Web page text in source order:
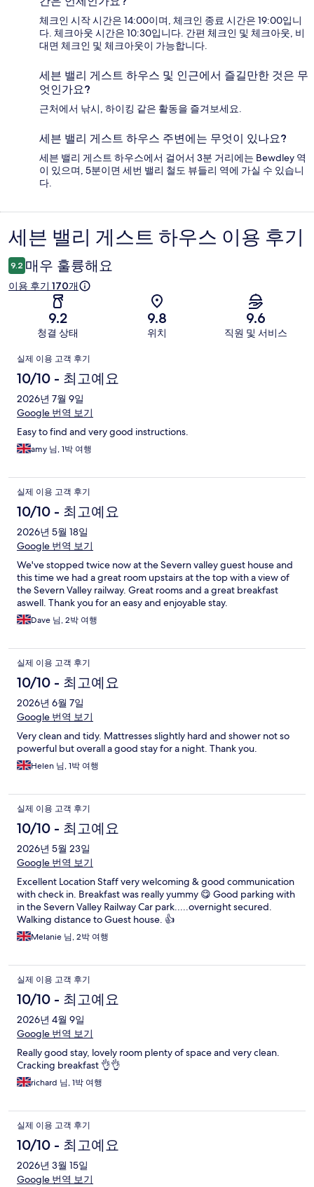
체크인 시작 시간은 14:00이며, 체크인 종료 시간은 19:00입니
다. 체크아웃 시간은 10:30입니다. 간편 체크인 및 체크아웃, 비
대면 체크인 및 체크아웃이 가능합니다.
세븐 밸리 게스트 하우스 및 인근에서 즐길만한 것은 무
엇인가요?
근처에서 낚시, 하이킹 같은 활동을 즐겨보세요.
세븐 밸리 게스트 하우스 주변에는 무엇이 있나요?
세븐 밸리 게스트 하우스에서 걸어서 3분 거리에는 Bewdley 역
이 있으며, 5분이면 세번 밸리 철도 뷰들리 역에 가실 수 있습니
다.
이
용
후
세븐 밸리 게스트 하우스 이용 후기
9.2 매우 훌륭해요
이용 후기 170개
9.2
청결 상태
9.8
위치
9.6
직원 및 서비스
이
용
후
기
실제 이용 고객 후기
10/10 - 최고예요
2026년 7월 9일
Google 번역 보기
Easy to find and very good instructions.
amy 님, 1박 여행
실제 이용 고객 후기
10/10 - 최고예요
2026년 5월 18일
Google 번역 보기
We've stopped twice now at the Severn valley guest house and
this time we had a great room upstairs at the top with a view of
the Severn Valley railway. Great rooms and a great breakfast
aswell. Thank you for an easy and enjoyable stay.
Dave 님, 2박 여행
실제 이용 고객 후기
10/10 - 최고예요
2026년 6월 7일
Google 번역 보기
Very clean and tidy. Mattresses slightly hard and shower not so
powerful but overall a good stay for a night. Thank you.
Helen 님, 1박 여행
실제 이용 고객 후기
10/10 - 최고예요
2026년 5월 23일
Google 번역 보기
Excellent Location Staff very welcoming & good communication
with check in. Breakfast was really yummy 😋 Good parking with
in the Severn Valley Railway Car park.....overnight secured.
Walking distance to Guest house. 👍
Melanie 님, 2박 여행
실제 이용 고객 후기
10/10 - 최고예요
2026년 4월 9일
Google 번역 보기
Really good stay, lovely room plenty of space and very clean.
Cracking breakfast 👌👌
richard 님, 1박 여행
실제 이용 고객 후기
10/10 - 최고예요
2026년 3월 15일
Google 번역 보기